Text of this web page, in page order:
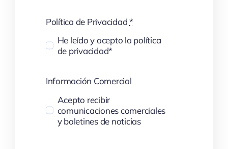
Política de Privacidad*
He leído y acepto la política
de privacidad*
Información Comercial
Acepto recibir
comunicaciones comerciales
y boletines de noticias